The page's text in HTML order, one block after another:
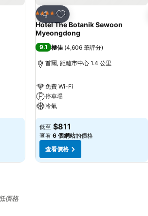
分享
放到收藏夾
4 星級 酒店
Hotel The Botanik Sewoon
Myeongdong
9.1 極佳 (4,606 筆評分)
首爾, 距離市中心 1.4 公里
免費 Wi-Fi
停車場
冷氣
低至 $811
查看 6 個網站的價格
查看價格
價格